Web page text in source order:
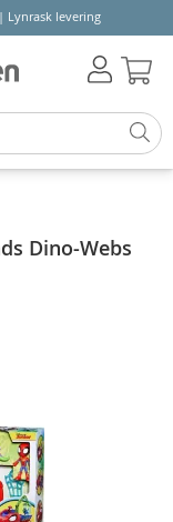
Lynrask levering
Dino-Webs